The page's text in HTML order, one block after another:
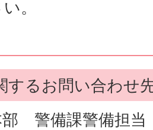
。
するお問い合わせ
部 警備課警備担当